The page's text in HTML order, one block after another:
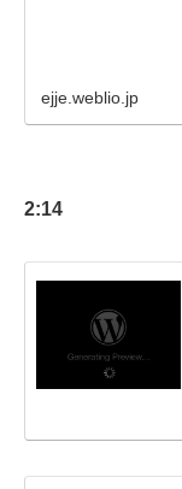
ejje.weblio.jp
2:14